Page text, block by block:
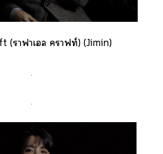
(าฟาเล าฟท์) (Jimin)
.
.